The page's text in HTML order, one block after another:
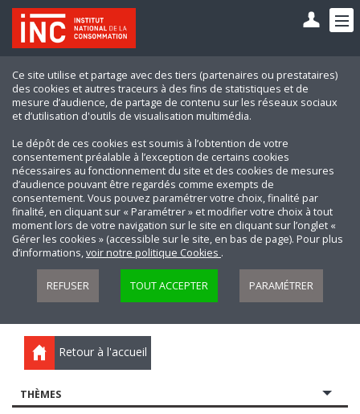
Ce site utilise et partage avec des tiers (partenaires ou prestataires)
des cookies et autres traceurs à des fins de statistiques et de
mesure d’audience, de partage de contenu sur les réseaux sociaux
et d’utilisation d'outils de visualisation multimédia.
Le dépôt de ces cookies est soumis à l’obtention de votre
consentement préalable à l’exception de certains cookies
nécessaires au fonctionnement du site et des cookies de mesures
d’audience pouvant être regardés comme exempts de
consentement. Vous pouvez paramétrer votre choix, finalité par
finalité, en cliquant sur « Paramétrer » et modifier votre choix à tout
moment lors de votre navigation sur le site en cliquant sur l’onglet «
Gérer les cookies » (accessible sur le site, en bas de page). Pour plus
d’informations,voir notre politique Cookies .
REFUSER TOUT ACCEPTER PARAMÉTRER
Retour à l'accueil
THÈMES